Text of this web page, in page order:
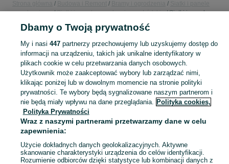
ogrodzeniowe
Siatki i panele ogrodzeniowe - Łódzkie
Siatki i panele
ogrodzeniowe - Pabianice
KATEGORIA
Sprzedaż siatek i paneli ogrodzeniowych Pabianice ▶️ Szeroki wybór produktów ✅ Nowe i używane w atrakcyjnych cenach ✌ Sprawdź oferty na OLX.pl! Zobacz
Mapa kategorii
Mapa miejscowości
Mapa ministron
Popularne wyszukiwania
Dbamy o Twoją prywatność
My i nasi 447partnerzy przechowujemy lub uzyskujemy dostęp do
informacji na urządzeniu, takich jak unikalne identyfikatory w
plikach cookie w celu przetwarzania danych osobowych.
Użytkownik może zaakceptować wybory lub zarządzać nimi,
klikając poniżej lub w dowolnym momencie na stronie polityki
prywatności. Te wybory będą sygnalizowane naszym partnerom i
nie będą miały wpływu na dane przeglądania. Polityka cookies,
Polityka Prywatności
Wraz z naszymi partnerami przetwarzamy dane w celu
zapewnienia:
Użycie dokładnych danych geolokalizacyjnych. Aktywne
skanowanie charakterystyki urządzenia do celów identyfikacji.
Rozumienie odbiorców dzięki statystyce lub kombinacji danych z